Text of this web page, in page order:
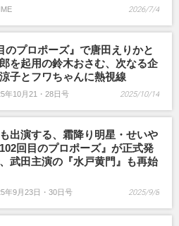
2026/7/4
のプロポーズ』で唐田えりかと
を起用の鈴木おさむ、次なる企
子とフワちゃんに熱視線
年10月21・28日号 2025/10/14
出演する、霜降り明星・せいや
回目のプロポーズ』が正式発
武田主演の『水戸黄門』も再始
年9月23日・30日号 2025/9/8